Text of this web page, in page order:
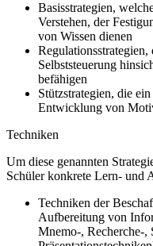
Basisstrategien,
Verstehen, der
von Wissen dienen
Selbststeuerung
befähigen
Stützstrategien, die
Entwicklung von
Techniken
Um diese genannten
Schüler konkrete Lern- und
Techniken der
Aufbereitung von
Mnemo-, Recherche-,